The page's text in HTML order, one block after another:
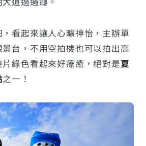
看起來讓人心曠神怡，主辦單
台，不用空拍機也可以拍出高
綠色看起來好療癒，絕對是夏
之一！